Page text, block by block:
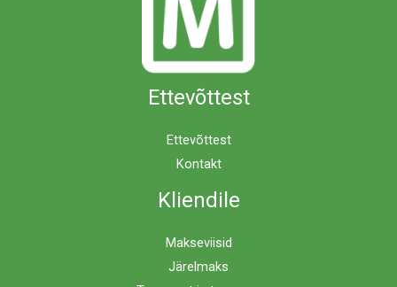
Ettevõttest
Ettevõttest
Kontakt
Kliendile
Makseviisid
Järelmaks